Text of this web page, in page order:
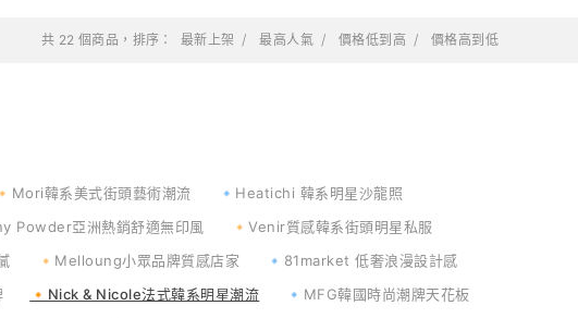
共 22 個商品，排序： 最新上架 最高人氣 價格低到高 價格高到低
🔸Mori韓系美式街頭藝術潮流
🔹Heatichi 韓系明星沙龍照
Powder亞洲熱銷舒適無印風
🔸Venir質感韓系街頭明星私服
🔸Melloung小眾品牌質感店家
🔹81market 低奢浪漫設計感
🔸Nick & Nicole法式韓系明星潮流
🔹MFG韓國時尚潮牌天花板